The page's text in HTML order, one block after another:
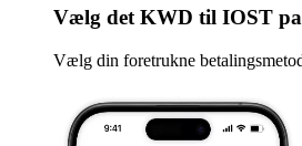
Vælg det KWD til IOST
Vælg din foretrukne